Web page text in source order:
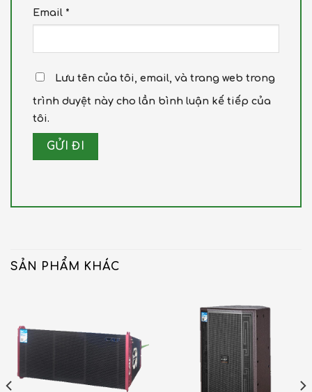
Email *
Lưu tên của tôi, email, và trang web trong
trình duyệt này cho lần bình luận kế tiếp của
tôi.
SẢN PHẨM KHÁC